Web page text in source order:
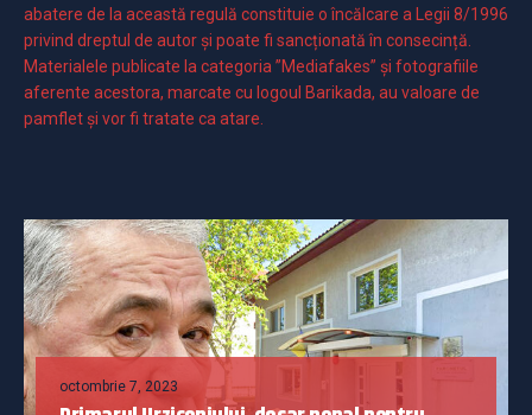
abatere de la această regulă constituie o încălcare a Legii 8/1996
privind dreptul de autor și poate fi sancționată în consecință.
Materialele publicate la categoria ”Mediafakes” și fotografiile
aferente acestora, marcate cu logoul Barikada, au valoare de
pamflet și vor fi tratate ca atare.
octombrie 7, 2023